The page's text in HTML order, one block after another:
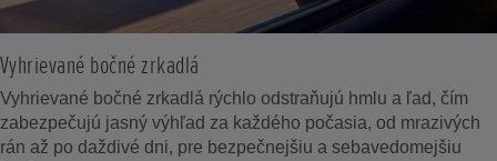
Vyhrievané bočné zrkadlá
Vyhrievané bočné zrkadlá rýchlo odstraňujú hmlu a ľad, čím
zabezpečujú jasný výhľad za každého počasia, od mrazivých
rán až po daždivé dni, pre bezpečnejšiu a sebavedomejšiu